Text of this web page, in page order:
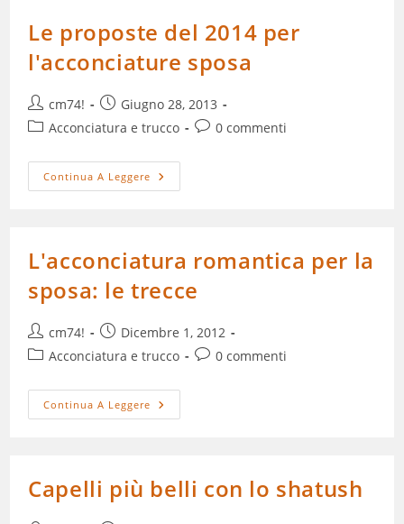
Capelli
Le proposte del 2014 per
l'acconciature sposa
Autore
dell'articolo:
cm74!
Articolo
pubblicato:
Giugno 28, 2013
Categoria
Acconciatura e trucco
Commenti
0 commenti
Continua A Leggere Le
Proposte
L'acconciatura romantica per la
sposa: le trecce
Autore
dell'articolo:
cm74!
Articolo
pubblicato:
Dicembre 1, 2012
Categoria
Acconciatura e trucco
Commenti
0 commenti
Continua A Leggere L'acconciatura
Romantica
Trecce
Capelli più belli con lo shatush